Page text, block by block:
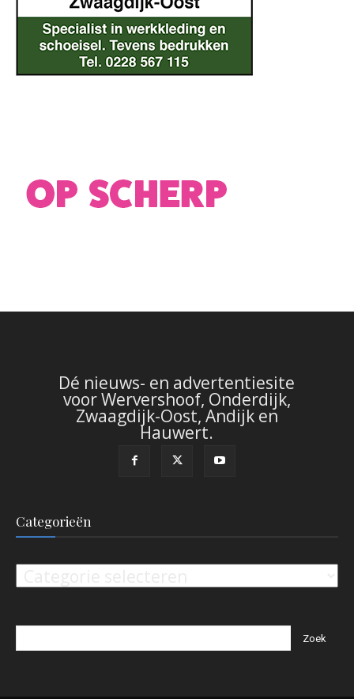
Dé nieuws- en advertentiesite
voor Wervershoof, Onderdijk,
Zwaagdijk-Oost, Andijk en
Hauwert.
Categorieën
Categorieën